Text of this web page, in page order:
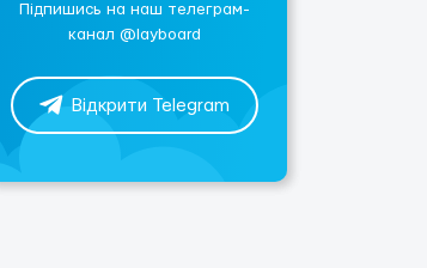
Підпишись на наш телеграм-
канал @layboard
Відкрити Telegram